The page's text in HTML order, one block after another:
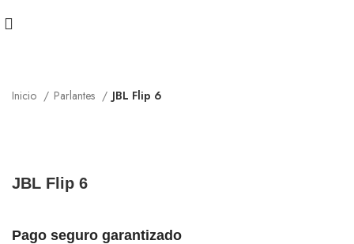
Inicio Parlantes JBL Flip 6
JBL Flip 6
Pago seguro garantizado